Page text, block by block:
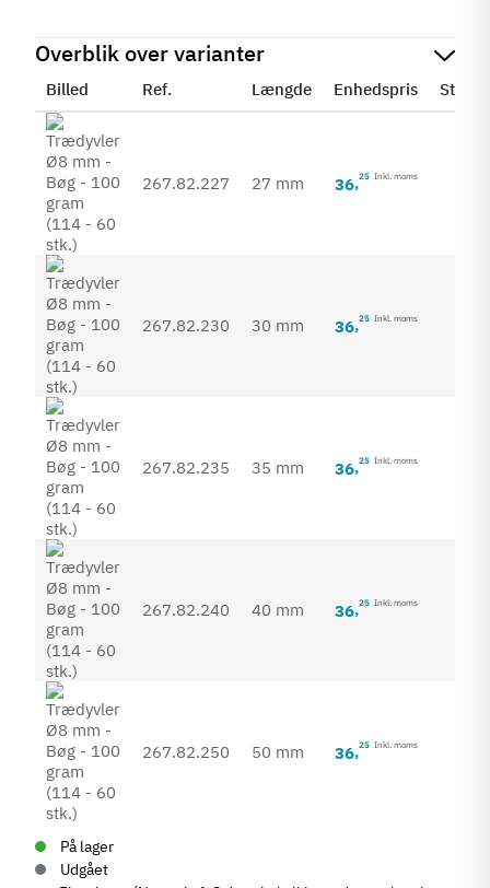
Overblik over varianter
Billed Ref. Længde Enhedspris Status
267.82.227 27 mm 36,25 Inkl. moms
267.82.230 30 mm 36,25 Inkl. moms
267.82.235 35 mm 36,25 Inkl. moms
267.82.240 40 mm 36,25 Inkl. moms
267.82.250 50 mm 36,25 Inkl. moms
På lager
Udgået